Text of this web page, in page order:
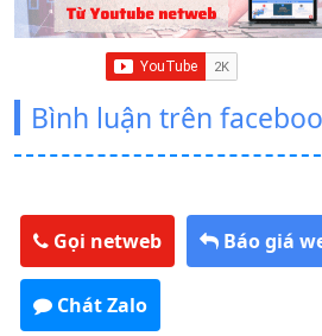
Bình luận trên
Gọi netweb Báo giá
Chát Zalo